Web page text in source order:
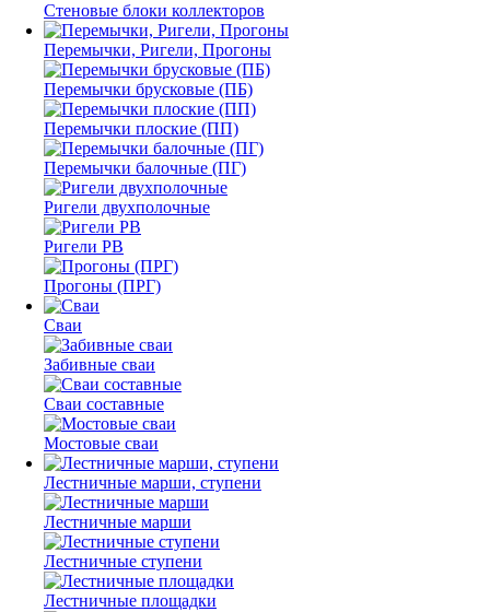
Стеновые блоки коллекторов
Перемычки, Ригели, Прогоны
Перемычки брусковые (ПБ)
Перемычки плоские (ПП)
Перемычки балочные (ПГ)
Ригели двухполочные
Ригели РВ
Прогоны (ПРГ)
Сваи
Забивные сваи
Сваи составные
Мостовые сваи
Лестничные марши, ступени
Лестничные марши
Лестничные ступени
Лестничные площадки